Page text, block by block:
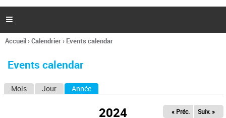
l
h
e

Vous
ici
Accueil›Calendrier› Events calendar
Events calendar
Mois Jour Année
2024 « Préc. Suiv. »